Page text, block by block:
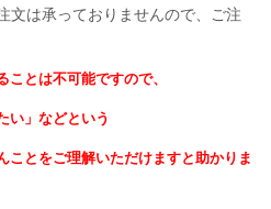
文は承っておりませんので、ご注
ことは不可能ですので、
い」などという
ことをご理解いただけますと助かりま